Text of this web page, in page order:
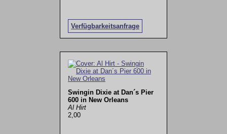
Verfügbarkeitsanfrage
Swingin Dixie at Dan´s Pier
600 in New Orleans
Al Hirt
2,00